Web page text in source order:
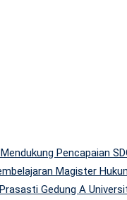
Pencapaian
Magister
Gedung A